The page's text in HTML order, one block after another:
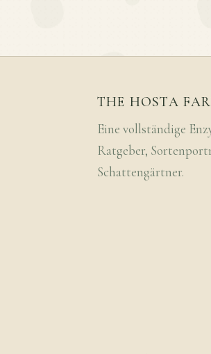
THE HOSTA
Eine vollständige
Ratgeber,
Schattengärtner.